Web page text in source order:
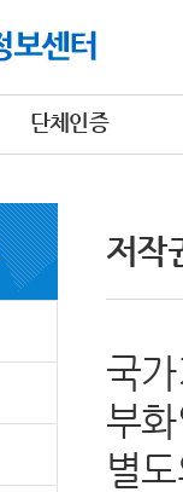
단체인증
저작
국
부
별